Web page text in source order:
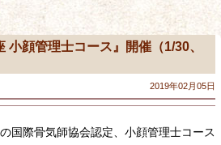
小顔管理士コース』開催（1/30、
2019年02月05日
国際骨気師協会認定、小顔管理士コース